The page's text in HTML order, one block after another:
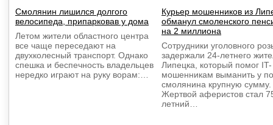
Смолянин лишился долгого
велосипеда, припарковав у дома
Летом жители областного центра
все чаще переседают на
двухколесный транспорт. Однако
спешка и беспечность владельцев
нередко играют на руку ворам:…
Курьер мошенников из
обманул смоленского
на 2 миллиона
Сотрудники уголовного
задержали 24-летнего
Липецка, который помог IT-
мошенникам выманить у
смолянина крупную сумму.
Жертвой аферистов стал
летний…